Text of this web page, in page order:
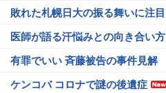
敗れた札幌日大の振る舞いに注目
医師が語る汗悩みとの向き合い方
有罪でいい 斉藤被告の事件見解
ケンコバ コロナで謎の後遺症